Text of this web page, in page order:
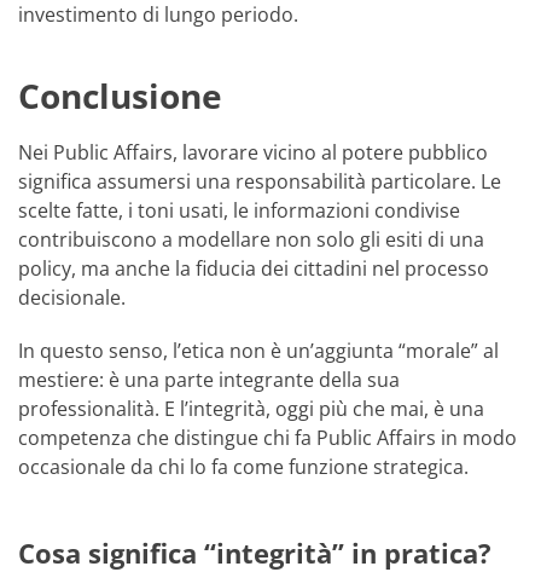
investimento di lungo periodo.
Conclusione
Nei Public Affairs, lavorare vicino al potere pubblico
significa assumersi una responsabilità particolare. Le
scelte fatte, i toni usati, le informazioni condivise
contribuiscono a modellare non solo gli esiti di una
policy, ma anche la fiducia dei cittadini nel processo
decisionale.
In questo senso, l’etica non è un’aggiunta “morale” al
mestiere: è una parte integrante della sua
professionalità. E l’integrità, oggi più che mai, è una
competenza che distingue chi fa Public Affairs in modo
occasionale da chi lo fa come funzione strategica.
Cosa significa “integrità” in pratica?